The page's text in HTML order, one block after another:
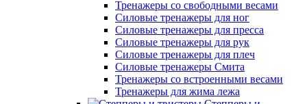
Тренажеры со свободными весами
Силовые тренажеры для ног
Силовые тренажеры для пресса
Силовые тренажеры для рук
Силовые тренажеры для плеч
Силовые тренажеры Смита
Тренажеры со встроенными весами
Тренажеры для жима лежа